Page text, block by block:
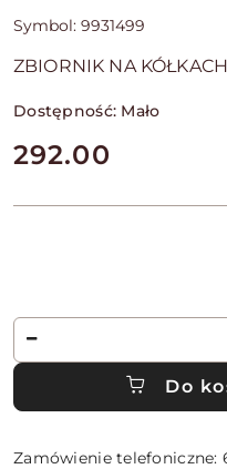
Symbol: 9931499
ZBIORNIK NA
Dostępność: Mało
cena:
292.00
Ilość
Do
Zamówienie telefoniczne: